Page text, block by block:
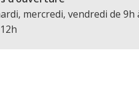
mercredi, vendredi de 9h